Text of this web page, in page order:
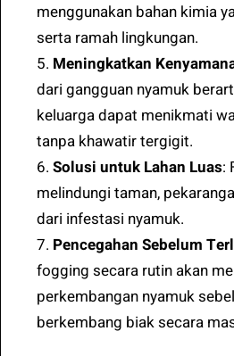
menggunakan bahan kimia
serta ramah lingkungan.
5. Meningkatkan
dari gangguan nyamuk
keluarga dapat menikmati
tanpa khawatir tergigit.
6. Solusi untuk Lahan Luas:
melindungi taman,
dari infestasi nyamuk.
7. Pencegahan Sebelum
fogging secara rutin akan
perkembangan nyamuk
berkembang biak secara